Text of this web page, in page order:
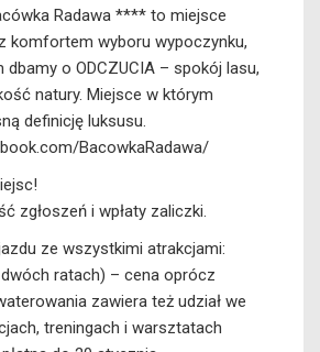
Radawa **** to miejsce
komfortem wyboru wypoczynku,
o ODCZUCIA – spokój lasu,
natury. Miejsce w którym
definicję luksusu.
BacowkaRadawa/
zgłoszeń i wpłaty zaliczki.
ze wszystkimi atrakcjami:
dwóch ratach) – cena oprócz
zawiera też udział we
treningach i warsztatach